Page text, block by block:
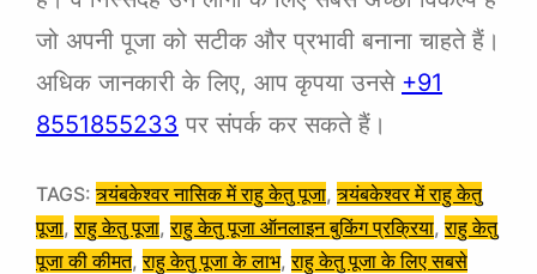
जो अपनी पूजा को सटीक और प्रभावी बनाना चाहते हैं।
अधिक जानकारी के लिए, आप कृपया उनसे +91
8551855233 पर संपर्क कर सकते हैं।
TAGS:त्र्यंबकेश्वर नासिक में राहु केतु पूजा, त्र्यंबकेश्वर में राहु केतु
पूजा, राहु केतु पूजा, राहु केतु पूजा ऑनलाइन बुकिंग प्रक्रिया, राहु केतु
पूजा की कीमत, राहु केतु पूजा के लाभ, राहु केतु पूजा के लिए सबसे